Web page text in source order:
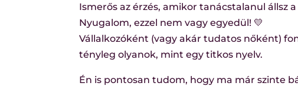
Ismerős az érzés, amikor tanácstalanul állsz
Nyugalom, ezzel nem vagy egyedül! 💛
Vállalkozóként (vagy akár tudatos nőként)
tényleg olyanok, mint egy titkos nyelv.
Én is pontosan tudom, hogy ma már szinte